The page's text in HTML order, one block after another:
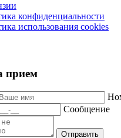
конфиденциальности
использования cookies
прием
Сообщение
Отправить